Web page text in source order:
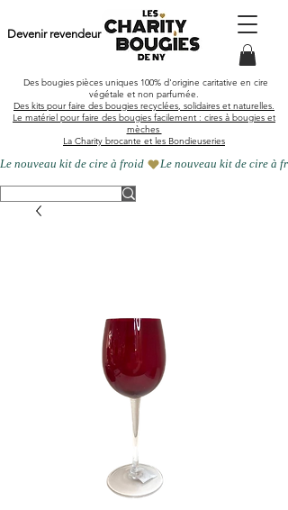
Des bougies pièces uniques 100% d'origine caritative en cire
végétale et non parfumée.
Des kits pour faire des bougies recyclées, solidaires et naturelles.
Le matériel pour faire des bougies facilement : cires à bougies et
mèches
La Charity brocante et les Bondieuseries
Devenir revendeur
Le nouveau kit de cire à froid